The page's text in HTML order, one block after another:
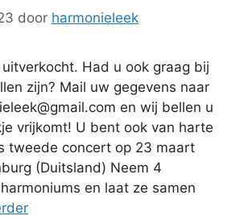
door harmonieleek
Had u ook graag bij
zijn? Mail uw gegevens naar
en wij bellen u
vrijkomt! U bent ook van harte
tweede concert op 23 maart
(Duitsland) Neem 4
en laat ze samen